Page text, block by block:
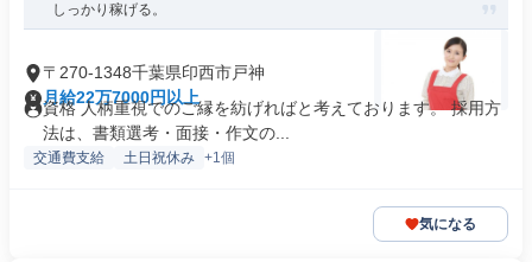
しっかり稼げる。
〒270-1348千葉県印西市戸神
月給22万7000円以上
資格 人柄重視でのご縁を紡げればと考えております。 採用方
法は、書類選考・面接・作文の...
交通費支給 土日祝休み +1個
気になる